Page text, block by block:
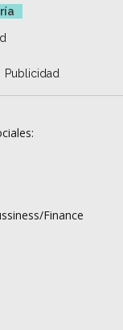
Publicidad
Finance